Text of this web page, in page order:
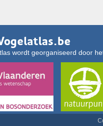
wordt georganiseerd door